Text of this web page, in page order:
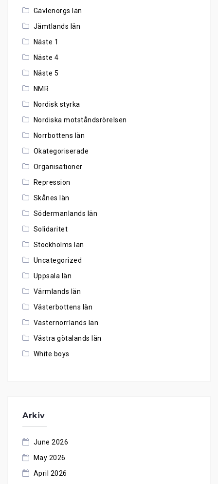
Gävlenorgs län
Jämtlands län
Näste 1
Näste 4
Näste 5
NMR
Nordisk styrka
Nordiska motståndsrörelsen
Norrbottens län
Okategoriserade
Organisationer
Repression
Skånes län
Södermanlands län
Solidaritet
Stockholms län
Uncategorized
Uppsala län
Värmlands län
Västerbottens län
Västernorrlands län
Västra götalands län
White boys
Arkiv
June 2026
May 2026
April 2026